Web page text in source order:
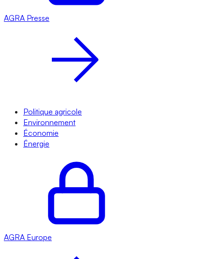
AGRA Presse
Politique agricole
Environnement
Économie
Énergie
AGRA Europe